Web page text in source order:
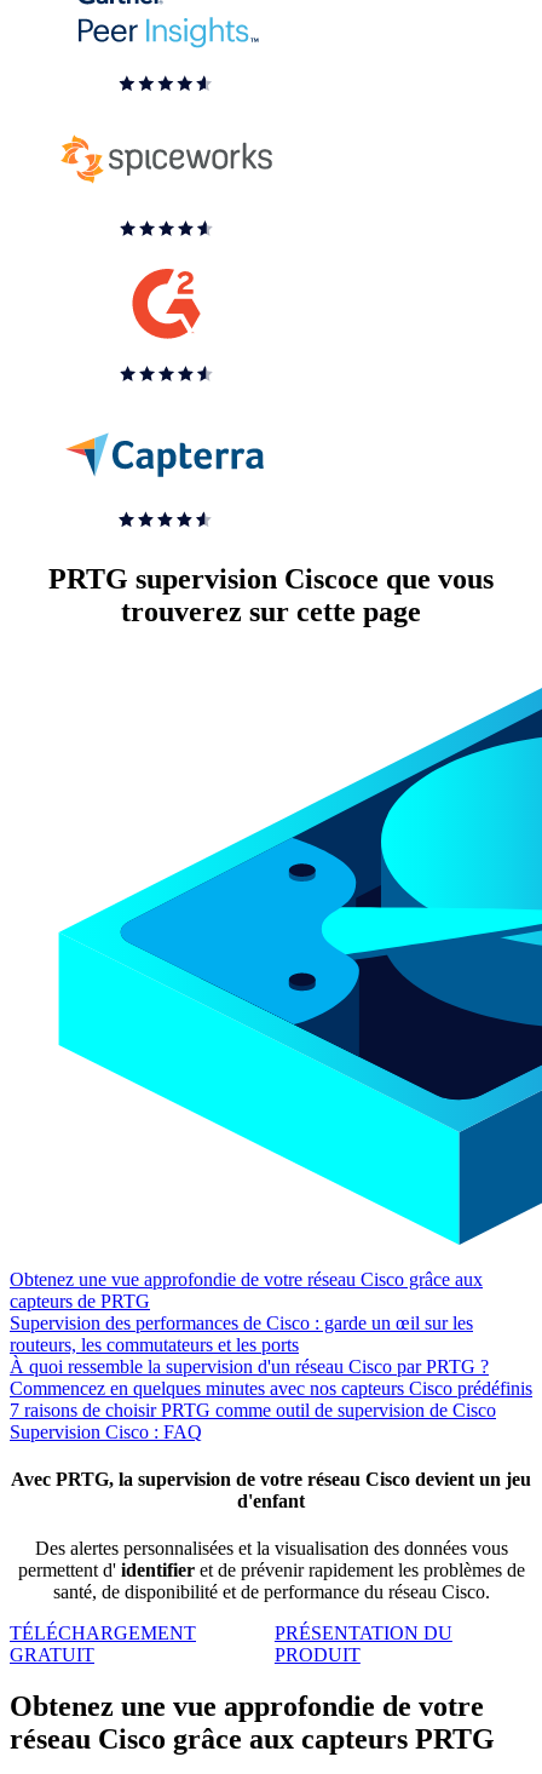
PRTG supervision Ciscoce que vous
trouverez sur cette page
Obtenez une vue approfondie de votre réseau Cisco grâce aux
capteurs de PRTG
Supervision des performances de Cisco : garde un œil sur les
routeurs, les commutateurs et les ports
À quoi ressemble la supervision d'un réseau Cisco par PRTG ?
Commencez en quelques minutes avec nos capteurs Cisco prédéfinis
7 raisons de choisir PRTG comme outil de supervision de Cisco
Supervision Cisco : FAQ
Avec PRTG, la supervision de votre réseau Cisco devient un jeu
d'enfant
Des alertes personnalisées et la visualisation des données vous
permettent d'identifier et de prévenir rapidement les problèmes de
santé, de disponibilité et de performance du réseau Cisco.
TÉLÉCHARGEMENT
GRATUIT
PRÉSENTATION DU
PRODUIT
Obtenez une vue approfondie de votre
réseau Cisco grâce aux capteurs PRTG